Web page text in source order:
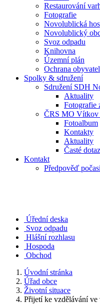
Restaurování
Fotografie
Novolublická
Novolublický
Svoz odpadu
Knihovna
Územní plán
Ochrana obyvatel
Spolky & sdružení
Sdružení SDH
Aktuality
Fotografie
ČRS MO
Fotoalbum
Kontakty
Aktuality
Časté
Kontakt
Předpověď
Úřední deska
Svoz odpadu
Hlášní rozhlasu
Hospoda
Obchod
Úvodní stránka
Úřad obce
Životní situace
Přijetí ke vzdělávání ve